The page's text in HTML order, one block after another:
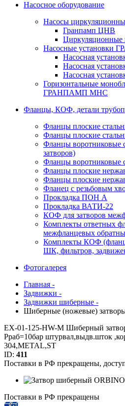
Насосное оборудование
Насосы
Гранпамп ЦНВ
Циркуляционные
Насосные установки
Насосная
Насосная
Насосная
Горизонтальные
ГРАНПАМП МНС
Фланцы, КОФ, детали
Фланцы плоские
Фланцы плоские
Фланцы воротниковые
затворов)
Фланцы воротниковые
Фланцы плоские
Фланцы плоские
Фланец с резьбовым
Прокладка ПОН А
Прокладка ВАТИ-22
КОФ для затворов
Комплекты ответных
межфланцевых
Комплекты КОФ
ШК, фильтров,
Фотогалерея
Главная -
Задвижки -
Задвижки шиберные -
Шиберные (ножевые)
EX-01-125-HW-M Шиберный
Рраб=10бар штурвал,выдв.шток
304,METAL,ST
ID: 411
Поставки в РФ прекращены,
Поставки в РФ прекращены